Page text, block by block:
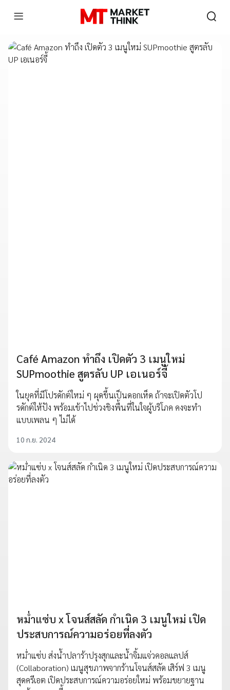
Café Amazon ทำถึง เปิดตัว 3 เมนูใหม่
SUPmoothie สูตรลับ UP เอเนอร์จี้
ในยุคที่มีโปรดักต์ใหม่ ๆ ผุดขึ้นเป็นดอกเห็ด ถ้าจะเปิดตัวโป
รดักต์ให้ปัง พร้อมเข้าไปช่วงชิงพื้นที่ในใจผู้บริโภค คงจะทำ
แบบเพลน ๆ ไม่ได้
10 ก.ย. 2024
หม่ำแซ่บ x โจนส์สลัด กำเนิด 3 เมนูใหม่ เปิด
ประสบการณ์ความอร่อยที่ลงตัว
หม่ำแซ่บ ส่งน้ำปลาร้าปรุงสุกและน้ำจิ้มแจ่วคอลแลปส์
(Collaboration) เมนูสุขภาพจากร้านโจนส์สลัด เสิร์ฟ 3 เมนู
สุดครีเอต เปิดประสบการณ์ความอร่อยใหม่ พร้อมขยายฐาน